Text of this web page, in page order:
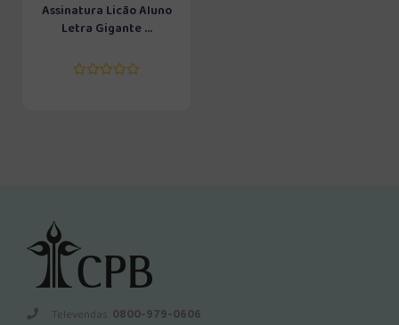
Assinatura Licão Aluno
Letra Gigante ...
Televendas: 0800-979-0606